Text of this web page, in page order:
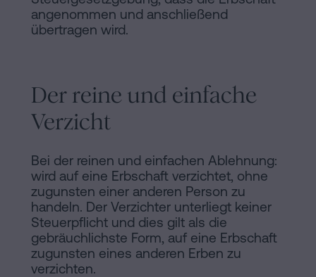
angenommen und anschließend
übertragen wird.
Der reine und einfache
Verzicht
Bei der reinen und einfachen Ablehnung:
wird auf eine Erbschaft verzichtet, ohne
zugunsten einer anderen Person zu
handeln. Der Verzichter unterliegt keiner
Steuerpflicht und dies gilt als die
gebräuchlichste Form, auf eine Erbschaft
zugunsten eines anderen Erben zu
verzichten.